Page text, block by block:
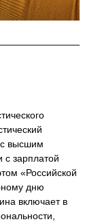
высшим
с зарплатой
«Российской
дню
включает в